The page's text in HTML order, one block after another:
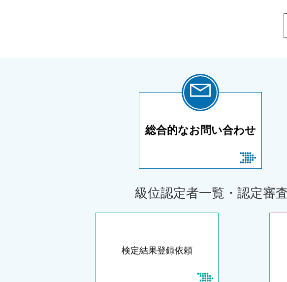
総合的なお問い合わせ
級位認定者一覧・認定審
検定結果登録依頼